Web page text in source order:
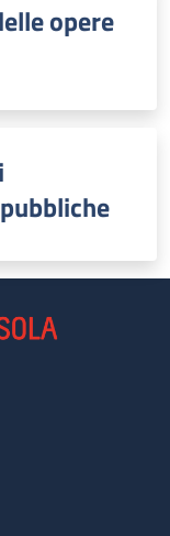
opere